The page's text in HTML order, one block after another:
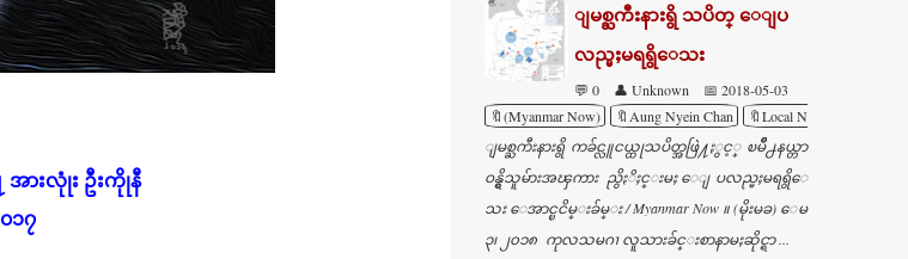
ားလုုံး ဦးကိုုနီ
၁၇
ျမစ္ႀကီးနားရွိ သပိတ္ ေျပ
လည္မႈမရရွိေသး
💬 0 👤 Unknown
📅 2018-05-03
🔖(Myanmar Now)
🔖Aung Nyein Chan
🔖Local News Headlines
ျမစ္ႀကီးနားရွိ ကခ်င္လူငယ္ထုသပိတ္အဖြဲ႔ႏွင့္ ၿမိဳ႕နယ္တာ
ဝန္ရွိသူမ်ားအၾကား ညွိႏိႈင္းမႈ ေျပလည္မႈမရရွိေ
သး ေအာင္ၿငိမ္းခ်မ္း / Myanmar Now ။ (မိုးမခ) ေမ
၃၊ ၂၀၁၈ ကုလသမဂၢ လူသားခ်င္းစာနာမႈဆိုင္ရာ ...